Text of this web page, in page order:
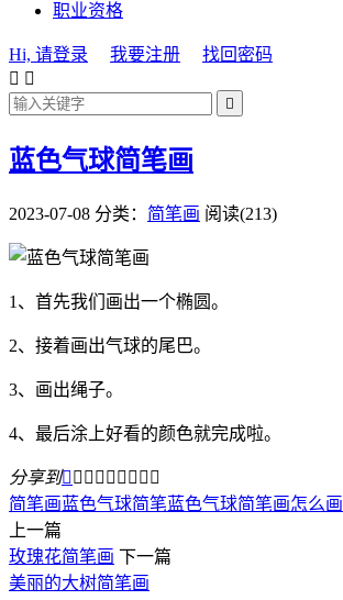
职业资格
Hi, 请登录 我要注册
找回密码
 

蓝色气球简笔画
2023-07-08 分类： 简笔画 阅读(213)
1、首先我们画出一个椭圆。
2、接着画出气球的尾巴。
3、画出绳子。
4、最后涂上好看的颜色就完成啦。
分享到        
简笔画蓝色气球简笔蓝色气球简笔画怎么画
上一篇
玫瑰花简笔画 下一篇
美丽的大树简笔画